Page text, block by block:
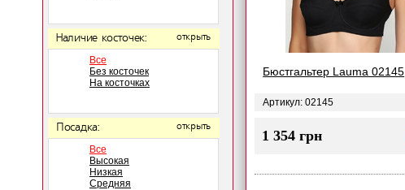
Наличие косточек: открыть
Все
Без косточек
На косточках
Посадка: открыть
Все
Высокая
Низкая
Средняя
Бюстгальтер Lauma 02145
Артикул: 02145
1 354 грн